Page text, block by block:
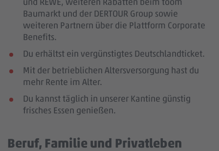
Baumarkt und der DERTOUR Group sowie
weiteren Partnern über die Plattform Corporate
Benefits.
Du erhältst ein vergünstigtes Deutschlandticket.
Mit der betrieblichen Altersversorgung hast du
mehr Rente im Alter.
Du kannst täglich in unserer Kantine günstig
frisches Essen genießen.
Beruf, Familie und Privatleben